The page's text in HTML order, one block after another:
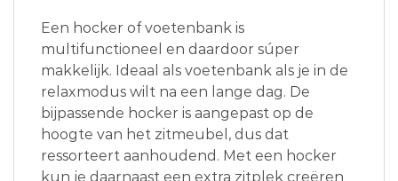
Een hocker of voetenbank is
multifunctioneel en daardoor súper
makkelijk. Ideaal als voetenbank als je in de
relaxmodus wilt na een lange dag. De
bijpassende hocker is aangepast op de
hoogte van het zitmeubel, dus dat
ressorteert aanhoudend. Met een hocker
kun je daarnaast een extra zitplek creëren